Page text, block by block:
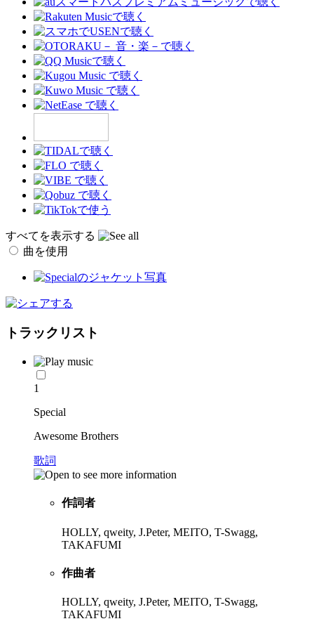
すべてを表示する
曲を使用
トラックリスト
1
Special
Awesome Brothers
歌詞
作詞者
HOLLY, qweity, J.Peter, MEITO, T-Swagg,
TAKAFUMI
作曲者
HOLLY, qweity, J.Peter, MEITO, T-Swagg,
TAKAFUMI